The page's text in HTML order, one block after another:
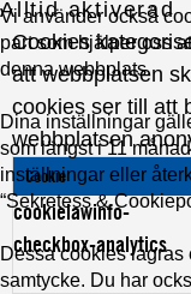
Vi använder också
part som hjälper oss
denna webbplats.
Dina inställningar
som längst i 11
inställningar eller
“Sekretess &
Dessa cookies
samtycke. Du har
Alltid aktiverad
Cookies
att webbplatsen
cookies ser till att
webbplatsen
Cookie
cookielawinfo-
checkbox-analytics